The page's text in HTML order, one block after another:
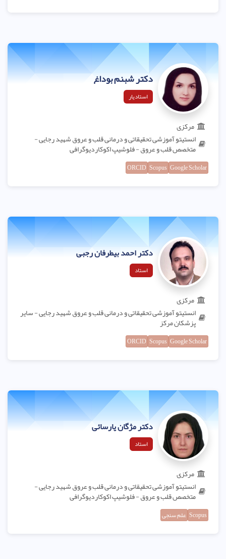
دکتر شبنم بوداغ
استادیار
مرکزی
انستیتو آموزشی تحقیقاتی و درمانی قلب و عروق شهید رجایی -
متخصص قلب و عروق - فلوشیپ اکوکاردیوگرافی
Google Scholar
Scopus
ORCID
دکتر احمد بیطرفان رجبی
استاد
مرکزی
انستیتو آموزشی تحقیقاتی و درمانی قلب و عروق شهید رجایی - سایر
پزشکان مرکز
Google Scholar
Scopus
ORCID
دکتر مژگان پارسائی
استاد
مرکزی
انستیتو آموزشی تحقیقاتی و درمانی قلب و عروق شهید رجایی -
متخصص قلب و عروق - فلوشیپ اکوکاردیوگرافی
Scopus علم سنجی